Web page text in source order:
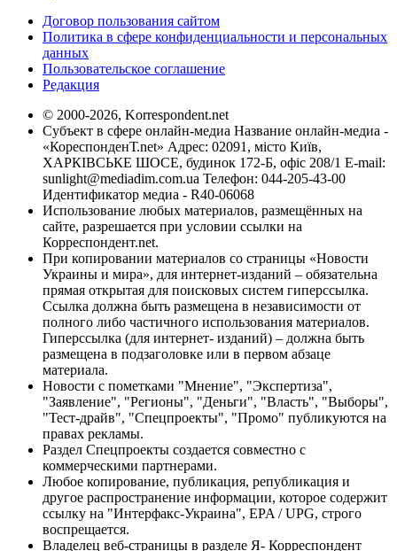
Договор пользования сайтом
Политика в сфере конфиденциальности и персональных
данных
Пользовательское соглашение
Редакция
© 2000-2026, Korrespondent.net
Субъект в сфере онлайн-медиа Название онлайн-медиа -
«КореспонденТ.net» Адрес: 02091, місто Київ,
ХАРКІВСЬКЕ ШОСЕ, будинок 172-Б, офіс 208/1 E-mail:
sunlight@mediadim.com.ua Телефон: 044-205-43-00
Идентификатор медиа - R40-06068
Использование любых материалов, размещённых на
сайте, разрешается при условии ссылки на
Корреспондент.net.
При копировании материалов со страницы «Новости
Украины и мира», для интернет-изданий – обязательна
прямая открытая для поисковых систем гиперссылка.
Ссылка должна быть размещена в независимости от
полного либо частичного использования материалов.
Гиперссылка (для интернет- изданий) – должна быть
размещена в подзаголовке или в первом абзаце
материала.
Новости с пометками "Мнение", "Экспертиза",
"Заявление", "Регионы", "Деньги", "Власть", "Выборы",
"Тест-драйв", "Спецпроекты", "Промо" публикуются на
правах рекламы.
Раздел Спецпроекты создается совместно с
коммерческими партнерами.
Любое копирование, публикация, републикация и
другое распространение информации, которое содержит
ссылку на "Интерфакс-Украина", EPA / UPG, строго
воспрещается.
Владелец веб-страницы в разделе Я- Корреспондент